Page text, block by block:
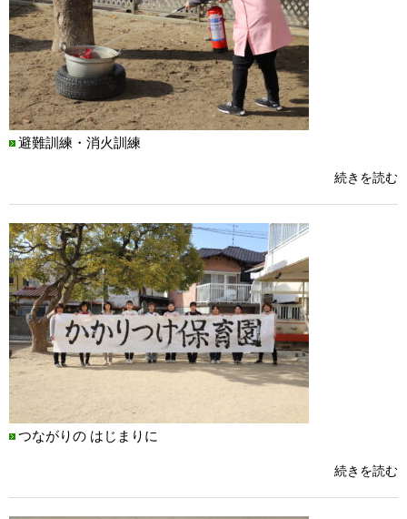
避難訓練・消火訓練
続きを読む
つながりの はじまりに
続きを読む